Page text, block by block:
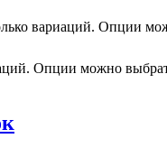
вариаций. Опции
Опции можно